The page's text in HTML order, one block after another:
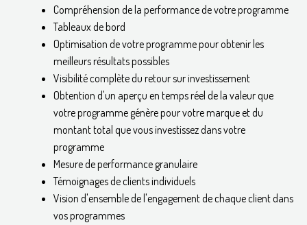
Compréhension de la performance de votre programme
Tableaux de bord
Optimisation de votre programme pour obtenir les
meilleurs résultats possibles
Visibilité complète du retour sur investissement
Obtention d'un aperçu en temps réel de la valeur que
votre programme génère pour votre marque et du
montant total que vous investissez dans votre
programme
Mesure de performance granulaire
Témoignages de clients individuels
Vision d'ensemble de l'engagement de chaque client dans
vos programmes